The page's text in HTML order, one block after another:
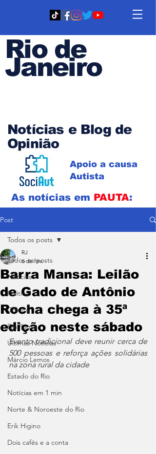
Rio de
Janeiro
Notícias e Blog de
Opinião
Apoio a causa
Autista
As notícias em PAUTA:
Post
Todos os posts
Notícias
Política
Coluna
Em Pauta
Últimas Notícias
Márcio Lemos
Estado do Rio
Notícias em 1 min
Norte & Noroeste do Rio
Erik Higino
Dois cafés e a conta
Todos os posts
Barra Mansa: Leilão
de Gado de Antônio
Rocha chega à 35ª
edição neste sábado
RJ
6 de fev.
Evento tradicional deve reunir cerca de
500 pessoas e reforça ações solidárias
na zona rural da cidade